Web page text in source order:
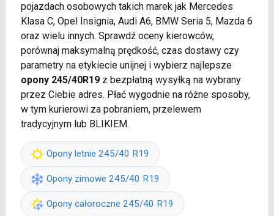
pojazdach osobowych takich marek jak Mercedes
Klasa C, Opel Insignia, Audi A6, BMW Seria 5, Mazda 6
oraz wielu innych. Sprawdź oceny kierowców,
porównaj maksymalną prędkość, czas dostawy czy
parametry na etykiecie unijnej i wybierz najlepsze
opony 245/40R19z bezpłatną wysyłką na wybrany
przez Ciebie adres. Płać wygodnie na różne sposoby,
w tym kurierowi za pobraniem, przelewem
tradycyjnym lub BLIKIEM.
Opony letnie 245/40 R19
Opony zimowe 245/40 R19
Opony całoroczne 245/40 R19